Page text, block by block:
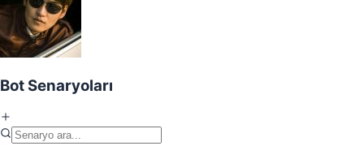
Bot Senaryoları